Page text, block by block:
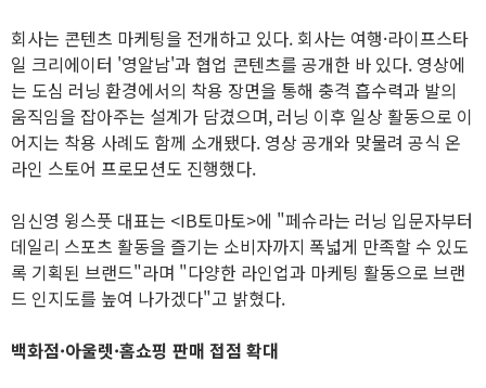
회사는 콘텐츠 마케팅을 전개하고 있다. 회사는 여행·라이프스타
일 크리에이터 '영알남'과 협업 콘텐츠를 공개한 바 있다. 영상에
는 도심 러닝 환경에서의 착용 장면을 통해 충격 흡수력과 발의
움직임을 잡아주는 설계가 담겼으며, 러닝 이후 일상 활동으로 이
어지는 착용 사례도 함께 소개됐다. 영상 공개와 맞물려 공식 온
라인 스토어 프로모션도 진행했다.
임신영 윙스풋 대표는 <IB토마토>에 "페슈라는 러닝 입문자부터
데일리 스포츠 활동을 즐기는 소비자까지 폭넓게 만족할 수 있도
록 기획된 브랜드"라며 "다양한 라인업과 마케팅 활동으로 브랜
드 인지도를 높여 나가겠다"고 밝혔다.
백화점·아울렛·홈쇼핑 판매 접점 확대